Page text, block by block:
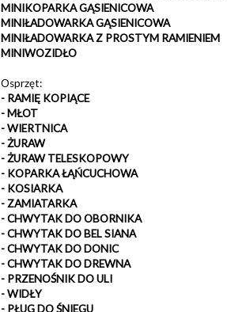
MINIKOPARKA GĄSIENICOWA
MINIŁADOWARKA GĄSIENICOWA
MINIŁADOWARKA Z PROSTYM RAMIENIEM
MINIWOZIDŁO
Osprzęt:
- RAMIĘ KOPIĄCE
- MŁOT
- WIERTNICA
- ŻURAW
- ŻURAW TELESKOPOWY
- KOPARKA ŁĄŃCUCHOWA
- KOSIARKA
- ZAMIATARKA
- CHWYTAK DO OBORNIKA
- CHWYTAK DO BEL SIANA
- CHWYTAK DO DONIC
- CHWYTAK DO DREWNA
- PRZENOŚNIK DO ULI
- WIDŁY
- PŁUG DO ŚNIEGU